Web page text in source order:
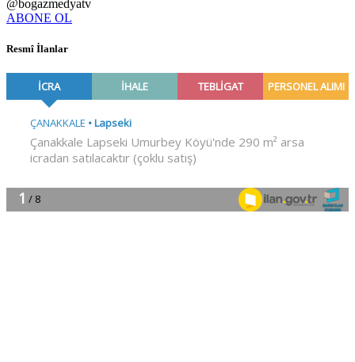
@bogazmedyatv
ABONE OL
Resmî İlanlar